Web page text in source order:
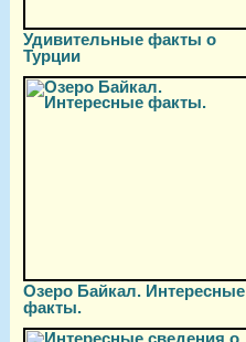
Удивительные факты о
Турции
Озеро Байкал. Интересные
факты.